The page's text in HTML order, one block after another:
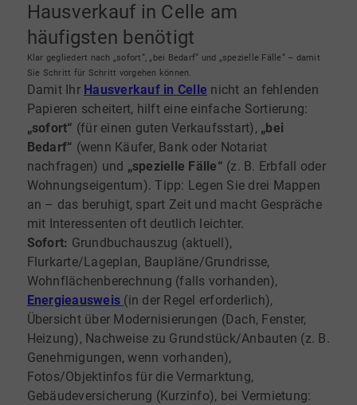
Hausverkauf in Celle am
häufigsten benötigt
Klar gegliedert nach „sofort“, „bei Bedarf“ und „spezielle Fälle“ – damit
Sie Schritt für Schritt vorgehen können.
Damit Ihr Hausverkauf in Celle nicht an fehlenden
Papieren scheitert, hilft eine einfache Sortierung:
„sofort“ (für einen guten Verkaufsstart), „bei
Bedarf“ (wenn Käufer, Bank oder Notariat
nachfragen) und „spezielle Fälle“ (z. B. Erbfall oder
Wohnungseigentum). Tipp: Legen Sie drei Mappen
an – das beruhigt, spart Zeit und macht Gespräche
mit Interessenten oft deutlich leichter.
Sofort: Grundbuchauszug (aktuell),
Flurkarte/Lageplan, Baupläne/Grundrisse,
Wohnflächenberechnung (falls vorhanden),
Energieausweis (in der Regel erforderlich),
Übersicht über Modernisierungen (Dach, Fenster,
Heizung), Nachweise zu Grundstück/Anbauten (z. B.
Genehmigungen, wenn vorhanden),
Fotos/Objektinfos für die Vermarktung,
Gebäudeversicherung (Kurzinfo), bei Vermietung: